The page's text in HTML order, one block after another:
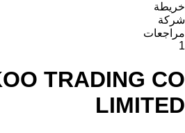
خريطة
شركة
مراجعات
1
TRADING CO
LIMITED